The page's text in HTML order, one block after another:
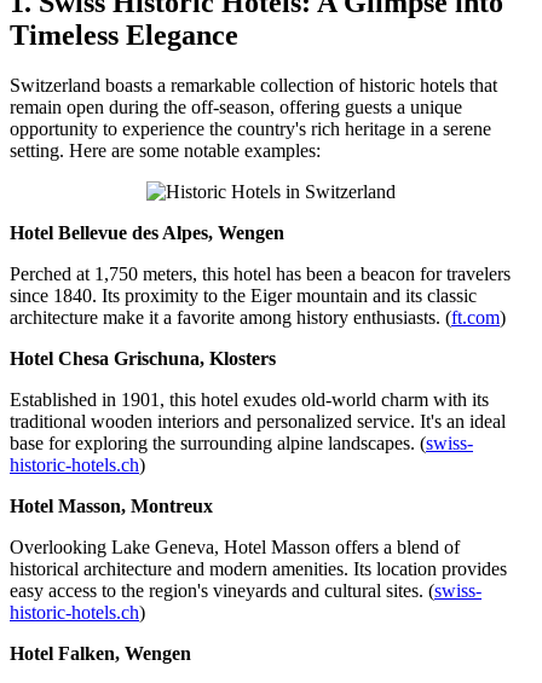
Timeless Elegance
Switzerland boasts a remarkable collection of historic hotels that
remain open during the off-season, offering guests a unique
opportunity to experience the country's rich heritage in a serene
setting. Here are some notable examples:
Hotel Bellevue des Alpes, Wengen
Perched at 1,750 meters, this hotel has been a beacon for travelers
since 1840. Its proximity to the Eiger mountain and its classic
architecture make it a favorite among history enthusiasts. (ft.com)
Hotel Chesa Grischuna, Klosters
Established in 1901, this hotel exudes old-world charm with its
traditional wooden interiors and personalized service. It's an ideal
base for exploring the surrounding alpine landscapes. (swiss-
historic-hotels.ch)
Hotel Masson, Montreux
Overlooking Lake Geneva, Hotel Masson offers a blend of
historical architecture and modern amenities. Its location provides
easy access to the region's vineyards and cultural sites. (swiss-
historic-hotels.ch)
Hotel Falken, Wengen